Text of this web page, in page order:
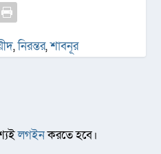
,নিরন্তর,শাবনূর
লগইনকরতে হবে।